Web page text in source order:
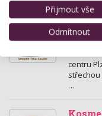
Salon
centru
…
Přijmout vše
Odmítnout